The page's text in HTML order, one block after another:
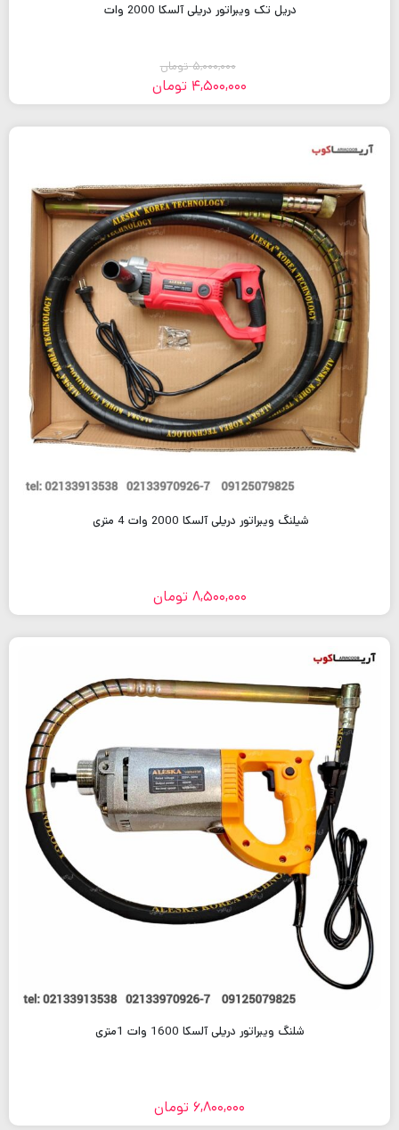
دریل تک ویبراتور دریلی آلسکا 2000 وات
5,000,000 تومان
4,500,000 تومان
شیلنگ ویبراتور دریلی آلسکا 2000 وات 4 متری
8,500,000 تومان
شلنگ ویبراتور دریلی آلسکا 1600 وات 1متری
6,800,000 تومان